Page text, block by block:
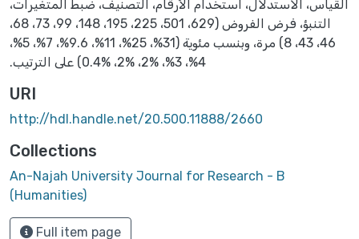
القياس، الاستدلال، استخدام الأرقام، التصنيف، ‏ضبط المتغيرات،
التنبؤ، فرض الفروض (629، 501، 225، 195، 148، 99، 73، 68،
‏‏46، 43، 8) مرة، وبنسب مئوية (31%، 25%، 11%، 9.6%، 7%، 5%،
4%، 3%، ‏‏2%، 2%، 0.4%) على الترتيب.‏
URI
http://hdl.handle.net/20.500.11888/2660
Collections
An-Najah University Journal for Research - B
(Humanities)
Full item page